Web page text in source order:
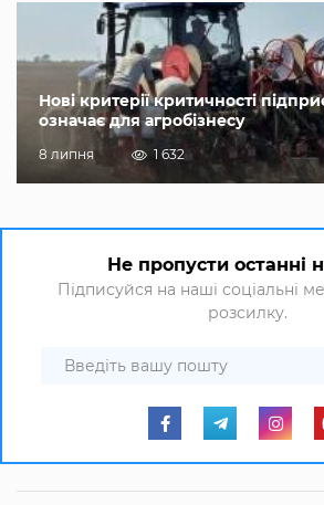
Нові критерії критичності
означає для агробізнесу
8 липня 1 632
Не пропусти останні
Підписуйся на наші соціальні
розсилку.